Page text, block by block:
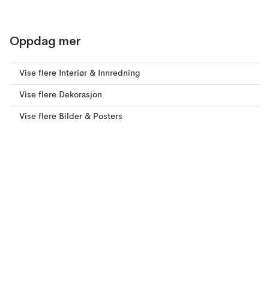
Oppdag mer
Vise flere Interiør & Innredning
Vise flere Dekorasjon
Vise flere Bilder & Posters